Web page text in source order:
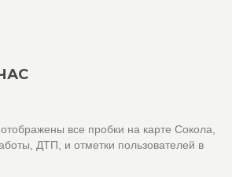
все пробки на карте Сокола,
ДТП, и отметки пользователей в